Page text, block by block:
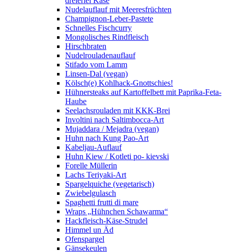
Nudelauflauf mit Meeresfrüchten
Champignon-Leber-Pastete
Schnelles Fischcurry
Mongolisches Rindfleisch
Hirschbraten
Nudelrouladenauflauf
Stifado vom Lamm
Linsen-Dal (vegan)
Kölsch(e) Kohlhack-Gnottschies!
Hühnersteaks auf Kartoffelbett mit Paprika-Feta-
Haube
Seelachsrouladen mit KKK-Brei
Involtini nach Saltimbocca-Art
Mujaddara / Mejadra (vegan)
Huhn nach Kung Pao-Art
Kabeljau-Auflauf
Huhn Kiew / Kotleti po- kievski
Forelle Müllerin
Lachs Teriyaki-Art
Spargelquiche (vegetarisch)
Zwiebelgulasch
Spaghetti frutti di mare
Wraps „Hühnchen Schawarma“
Hackfleisch-Käse-Strudel
Himmel un Äd
Ofenspargel
Gänsekeulen